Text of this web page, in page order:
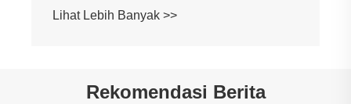
Rekomendasi Berita